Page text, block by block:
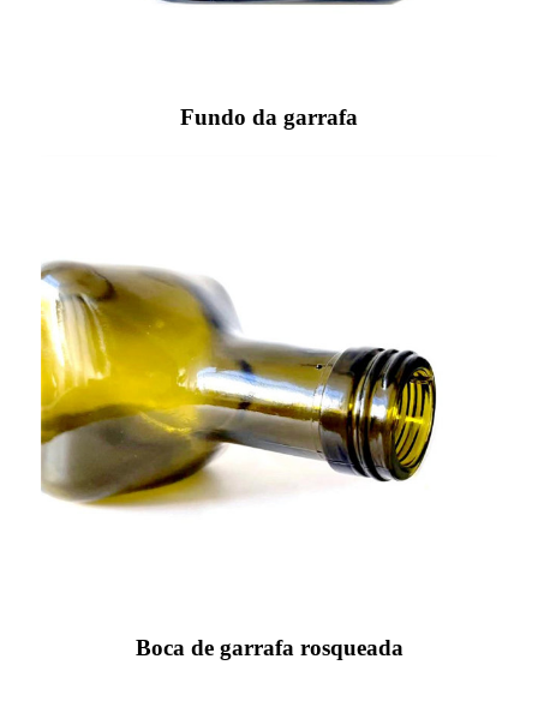
Fundo da garrafa
Boca de garrafa rosqueada